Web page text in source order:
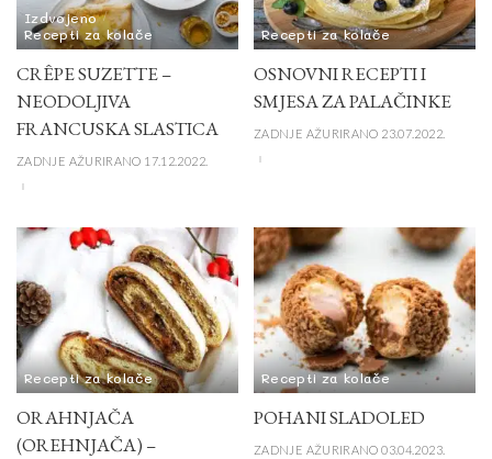
Izdvojeno
Recepti za kolače
CRÊPE SUZETTE –
NEODOLJIVA
FRANCUSKA SLASTICA
ZADNJE AŽURIRANO 17.12.2022.
Recepti za kolače
OSNOVNI RECEPTI I
SMJESA ZA PALAČINKE
ZADNJE AŽURIRANO 23.07.2022.
Recepti za kolače
ORAHNJAČA
(OREHNJAČA) –
Recepti za kolače
POHANI SLADOLED
ZADNJE AŽURIRANO 03.04.2023.